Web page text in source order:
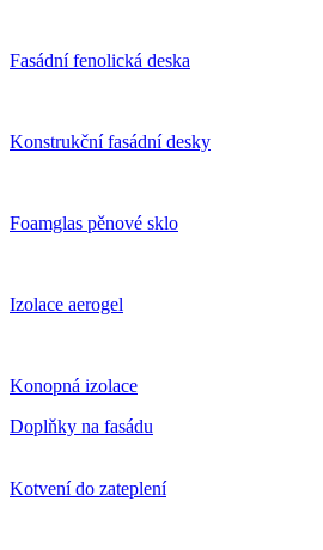
Fasádní fenolická deska
Konstrukční fasádní desky
Foamglas pěnové sklo
Izolace aerogel
Konopná izolace
Doplňky na fasádu
Kotvení do zateplení